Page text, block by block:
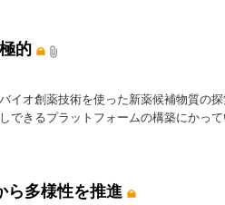
的
イオ創薬技術を使った新薬候補物質の
できるプラットフォームの構築にかって
多様性を推進